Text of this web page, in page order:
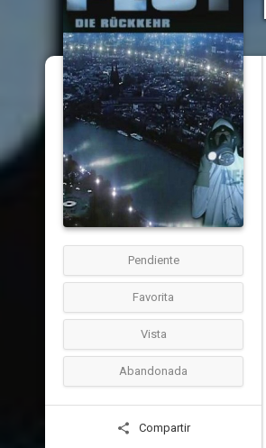
Pendiente
Favorita
Vista
Abandonada
Compartir